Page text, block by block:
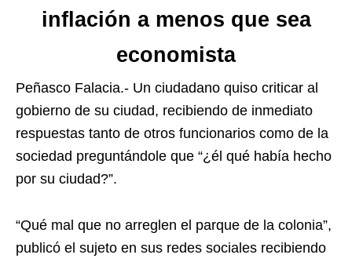
inflación a menos que sea
economista
Peñasco Falacia.- Un ciudadano quiso criticar al
gobierno de su ciudad, recibiendo de inmediato
respuestas tanto de otros funcionarios como de la
sociedad preguntándole que “¿él qué había hecho
por su ciudad?”.
“Qué mal que no arreglen el parque de la colonia”,
publicó el sujeto en sus redes sociales recibiendo